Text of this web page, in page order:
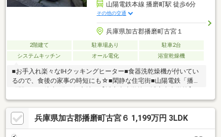
山陽電鉄本線 播磨町駅 徒歩6分
その他の交通
兵庫県加古郡播磨町古宮１
2階建て 駐車場あり
駐車2台
システムキッチン
オール電化 浴室乾燥機
■お手入れ楽々なIHクッキングヒーター■食器洗乾燥機が付いてい
るので、食後の家事の時短にも☆■閑静な住宅街■山陽電鉄「播磨
度、実際にご覧になってみませんか？暮らしやすい周辺環境も含
め、スタッフがご案内いたします。お家探しの第一歩としてでも
大丈夫です(^^)/お気軽にお問い合わせ下さいね♪
兵庫県加古郡播磨町古宮６ 1,199万円 3LDK